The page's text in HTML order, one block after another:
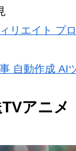
リエイト プ
自動作成 AI
アニ